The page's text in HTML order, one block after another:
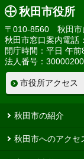
秋田市役所
〒010-8560 秋田市
秋田市窓口案内電
開庁時間：平日 午
法人番号：
市役所アクセス
秋田市の紹介
秋田市へのアクセ